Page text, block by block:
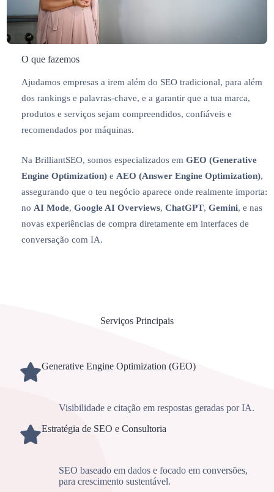
O que fazemos
Ajudamos empresas a irem além do SEO tradicional, para além
dos rankings e palavras-chave, e a garantir que a tua marca,
produtos e serviços sejam compreendidos, confiáveis e
recomendados por máquinas.
Na BrilliantSEO, somos especializados em GEO (Generative
Engine Optimization)e AEO (Answer Engine Optimization),
assegurando que o teu negócio aparece onde realmente importa:
no AI Mode, Google AI Overviews, ChatGPT, Gemini, e nas
novas experiências de compra diretamente em interfaces de
conversação com IA.
Serviços Principais
Generative Engine Optimization (GEO)
Visibilidade e citação em respostas geradas por IA.
Estratégia de SEO e Consultoria
SEO baseado em dados e focado em conversões,
para crescimento sustentável.